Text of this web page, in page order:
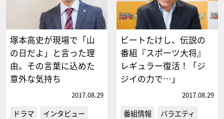
塚本高史が現場で「山
の日だよ」と言った理
由。その言葉に込めた
意外な気持ち
2017.08.29
ドラマ インタビュー
ビートたけし、伝説の
番組『スポーツ大将』
レギュラー復活！「ジ
ジイの力で…」
2017.08.29
番組情報
バラエティ